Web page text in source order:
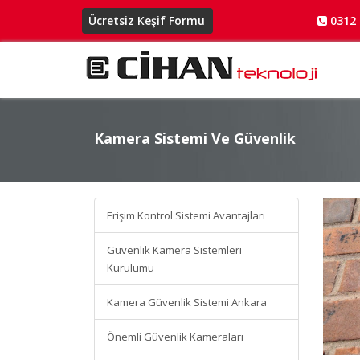
Ücretsiz Keşif Formu 0312
Kamera Sistemi Ve Güvenlik
Kamera Sistemi Ve
Erişim Kontrol Sistemi Avantajları
Güvenlik Kamera Sistemleri
Kurulumu
Kamera Güvenlik Sistemi Ankara
Önemli Güvenlik Kameraları